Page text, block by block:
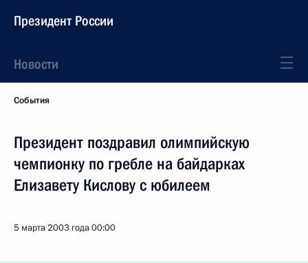
Президент России
Новости
События
Президент поздравил олимпийскую
чемпионку по гребле на байдарках
Елизавету Кислову с юбилеем
5 марта 2003 года00:00